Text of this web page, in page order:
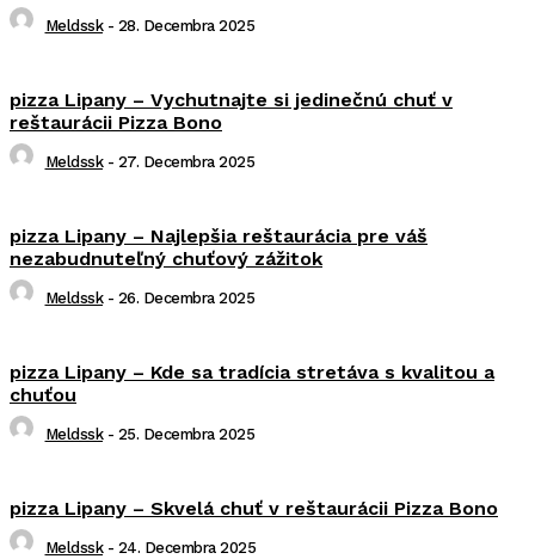
Meldssk - 28. Decembra 2025
pizza Lipany – Vychutnajte si jedinečnú chuť v
reštaurácii Pizza Bono
Meldssk - 27. Decembra 2025
pizza Lipany – Najlepšia reštaurácia pre váš
nezabudnuteľný chuťový zážitok
Meldssk - 26. Decembra 2025
pizza Lipany – Kde sa tradícia stretáva s kvalitou a
chuťou
Meldssk - 25. Decembra 2025
pizza Lipany – Skvelá chuť v reštaurácii Pizza Bono
Meldssk - 24. Decembra 2025